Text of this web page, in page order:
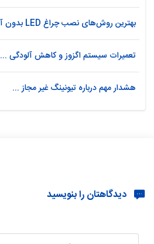
بهترین روش‌های نصب چراغ LED بدون آ...
تعمیرات سیستم اگزوز و کاهش آلودگی ...
هشدار مهم درباره تیونینگ غیر مجاز ...
دیدگاهتان را بنویسید